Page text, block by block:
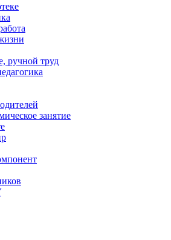
ручной труд
занятие